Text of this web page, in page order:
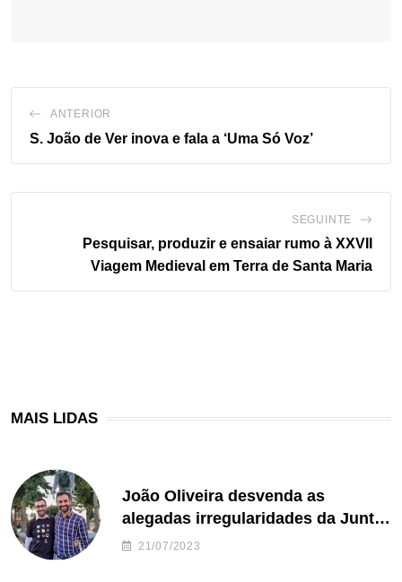
ANTERIOR
S. João de Ver inova e fala a ‘Uma Só Voz’
SEGUINTE
Pesquisar, produzir e ensaiar rumo à XXVII
Viagem Medieval em Terra de Santa Maria
MAIS LIDAS
João Oliveira desvenda as
alegadas irregularidades da Junta
de Freguesia S. João de Ver
21/07/2023